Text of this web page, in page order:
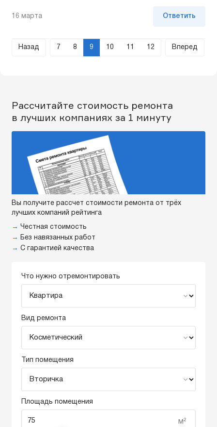
16 марта Ответить
Назад 7 8 9 10 11 12 Вперед
Что нужно отремонтировать
Вид ремонта
Тип помещения
Площадь помещения
м²
Рассчитайте стоимость ремонта
в лучших компаниях за 1 минуту
Вы получите рассчет стоимости ремонта от трёх
лучших компаний рейтинга
→ Честная стоимость
→
Без навязанных работ
→ С гарантией качества